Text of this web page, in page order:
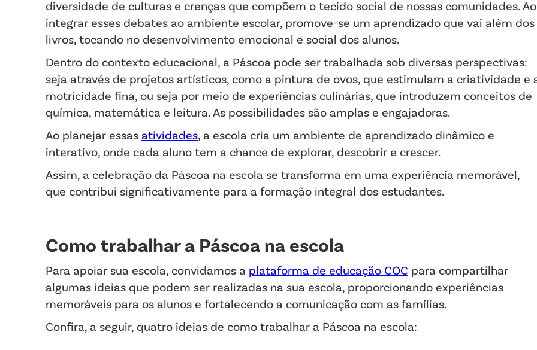
diversidade de culturas e crenças que compõem o tecido social de nossas comunidades. Ao
integrar esses debates ao ambiente escolar, promove-se um aprendizado que vai além dos
livros, tocando no desenvolvimento emocional e social dos alunos.
Dentro do contexto educacional, a Páscoa pode ser trabalhada sob diversas perspectivas:
seja através de projetos artísticos, como a pintura de ovos, que estimulam a criatividade e
motricidade fina, ou seja por meio de experiências culinárias, que introduzem conceitos de
química, matemática e leitura. As possibilidades são amplas e engajadoras.
Ao planejar essas atividades, a escola cria um ambiente de aprendizado dinâmico e
interativo, onde cada aluno tem a chance de explorar, descobrir e crescer.
Assim, a celebração da Páscoa na escola se transforma em uma experiência memorável,
que contribui significativamente para a formação integral dos estudantes.
Como trabalhar a Páscoa na escola
Para apoiar sua escola, convidamos a plataforma de educação COC para compartilhar
algumas ideias que podem ser realizadas na sua escola, proporcionando experiências
memoráveis para os alunos e fortalecendo a comunicação com as famílias.
Confira, a seguir, quatro ideias de como trabalhar a Páscoa na escola: